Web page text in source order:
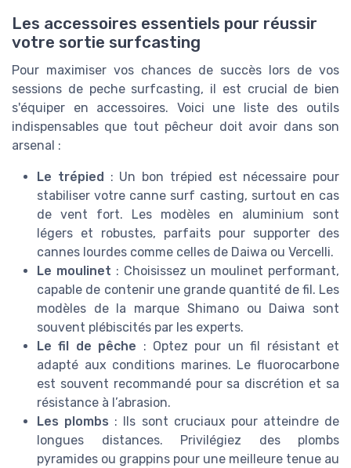
Les accessoires essentiels pour réussir
votre sortie surfcasting
Pour maximiser vos chances de succès lors de vos
sessions de peche surfcasting, il est crucial de bien
s'équiper en accessoires. Voici une liste des outils
indispensables que tout pêcheur doit avoir dans son
arsenal :
Le trépied : Un bon trépied est nécessaire pour
stabiliser votre canne surf casting, surtout en cas
de vent fort. Les modèles en aluminium sont
légers et robustes, parfaits pour supporter des
cannes lourdes comme celles de Daiwa ou Vercelli.
Le moulinet : Choisissez un moulinet performant,
capable de contenir une grande quantité de fil. Les
modèles de la marque Shimano ou Daiwa sont
souvent plébiscités par les experts.
Le fil de pêche : Optez pour un fil résistant et
adapté aux conditions marines. Le fluorocarbone
est souvent recommandé pour sa discrétion et sa
résistance à l’abrasion.
Les plombs : Ils sont cruciaux pour atteindre de
longues distances. Privilégiez des plombs
pyramides ou grappins pour une meilleure tenue au